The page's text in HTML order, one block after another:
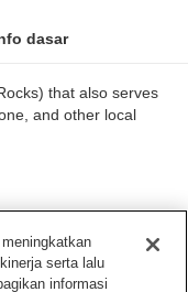
dasar
that also serves
and other local
serta lalu
informasi